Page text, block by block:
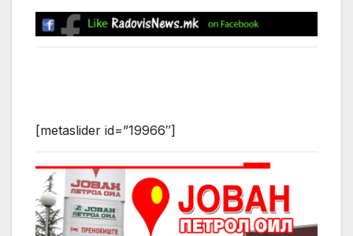
[metaslider id=”19966″]